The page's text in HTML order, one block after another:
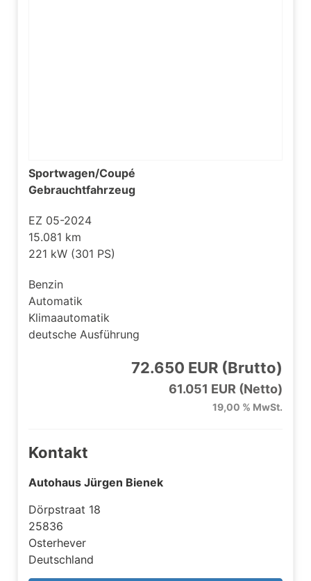
Sportwagen/Coupé
Gebrauchtfahrzeug
EZ 05-2024
15.081 km
221 kW (301 PS)
Benzin
Automatik
Klimaautomatik
deutsche Ausführung
72.650 EUR (Brutto)
61.051 EUR (Netto)
19,00 % MwSt.
Kontakt
Autohaus Jürgen Bienek
Dörpstraat 18
25836
Osterhever
Deutschland